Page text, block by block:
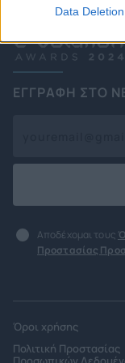
Data Deletion
ΕΓΓΡΑΦΗ ΣΤΟ
Αποδέχομαι τους
Προστασίας
Όροι χρήσης
Πολιτική Προστασίας